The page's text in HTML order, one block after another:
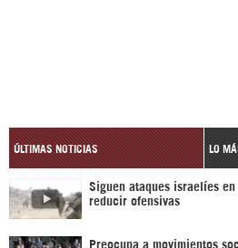
ÚLTIMAS NOTICIAS LO
Siguen ataques israelíes en
reducir ofensivas
Preocupa a movimientos